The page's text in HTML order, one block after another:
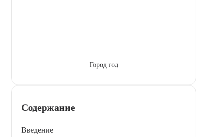
Город год
Содержание
Введение